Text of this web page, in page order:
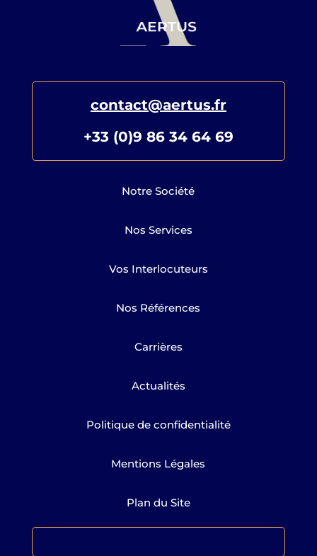
contact@aertus.fr
+33 (0)9 86 34 64 69
Notre Société
Nos Services
Vos Interlocuteurs
Nos Références
Carrières
Actualités
Politique de confidentialité
Mentions Légales
Plan du Site